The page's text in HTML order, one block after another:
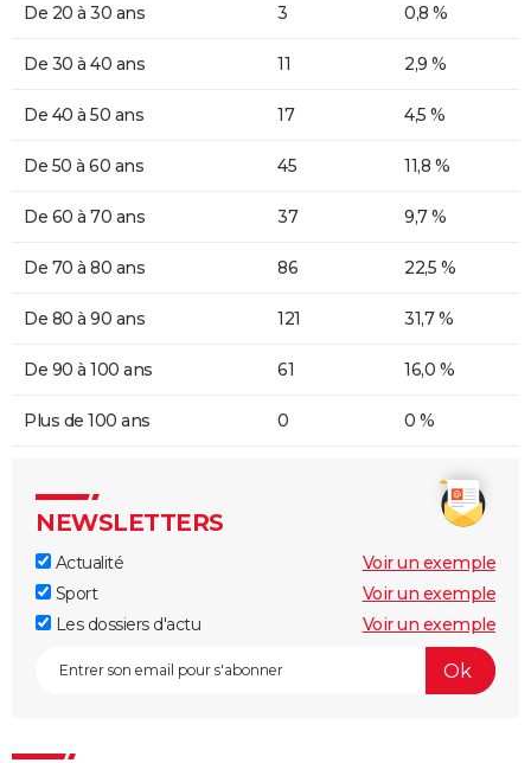
De 20 à 30 ans 3 0,8 %
De 30 à 40 ans 11 2,9 %
De 40 à 50 ans 17 4,5 %
De 50 à 60 ans 45 11,8 %
De 60 à 70 ans 37 9,7 %
De 70 à 80 ans 86 22,5 %
De 80 à 90 ans 121 31,7 %
De 90 à 100 ans 61 16,0 %
Plus de 100 ans 0 0 %
NEWSLETTERS
Actualité
Voir un exemple
Sport
Voir un exemple
Les dossiers d'actu
Voir un exemple